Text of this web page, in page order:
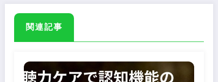
関連記事